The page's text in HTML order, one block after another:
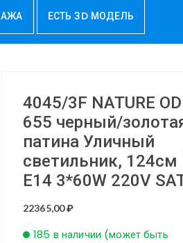
ЕСТЬ 3D МОДЕЛЬ
4045/3F NATURE
655 черный/
патина Уличный
светильник, 124см
E14 3*60W 220V
22365,00₽
185 в наличии (может быть